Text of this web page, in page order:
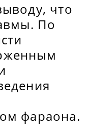
что
По
фараона.